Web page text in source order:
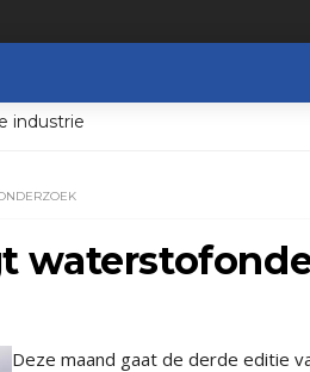
industrie
Deze maand gaat de derde editie